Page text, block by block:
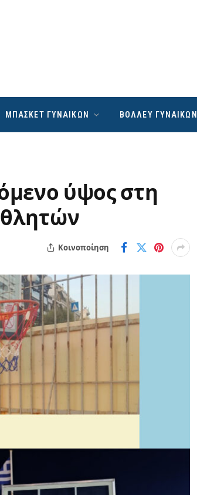
ΜΠΑΣΚΕΤ ΓΥΝΑΙΚΩΝ ΒΟΛΛΕΥ ΓΥΝΑΙΚΩΝ
ύψος στη
Κοινοποίηση